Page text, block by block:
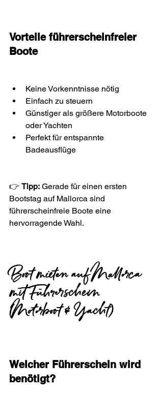
Vorteile führerscheinfreier
Boote
Keine Vorkenntnisse nötig
Einfach zu steuern
Günstiger als größere Motorboote
oder Yachten
Perfekt für entspannte
Badeausflüge
👉 Tipp: Gerade für einen ersten
Bootstag auf Mallorca sind
führerscheinfreie Boote eine
hervorragende Wahl.
Boot mieten auf Mallorca
mit Führerschein
(Motorboot & Yacht)
Welcher Führerschein wird
benötigt?